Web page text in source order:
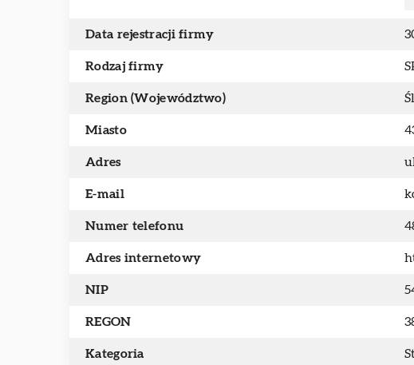
Data rejestracji firmy
Rodzaj firmy
Region (Województwo)
Miasto
Adres
E-mail
Numer telefonu
Adres internetowy
NIP
REGON
Kategoria